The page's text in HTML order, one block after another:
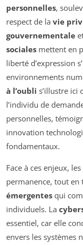
personnelles,
respect de la vie
gouvernementale
sociales mettent en
liberté d’expression
environnements
à l’oubli s’illustre ici
l’individu de
personnelles,
innovation
fondamentaux.
Face à ces enjeux,
permanence, tout en
émergentes qui
individuels. La
essentiel, car elle
envers les systèmes